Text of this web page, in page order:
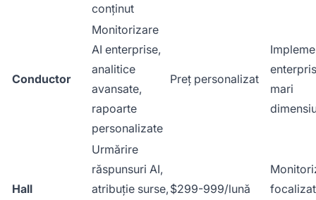
conținut
Conductor
Monitorizare
AI enterprise,
analitice
avansate,
rapoarte
personalizate
Preț personalizat
mari
Hall
Urmărire
răspunsuri AI,
atribuție surse, $299-999/lună